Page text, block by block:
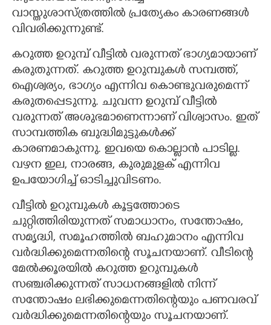
വാസ്തുശാസ്ത്രത്തിൽ പ്രത്യേകം കാരണങ്ങൾ
വിവരിക്കുന്നുണ്ട്.
കറുത്ത ഉറുമ്പ് വീട്ടിൽ വരുന്നത് ഭാഗ്യമായാണ്
കരുതുന്നത്. കറുത്ത ഉറുമ്പുകൾ സമ്പത്ത്,
ഐശ്വര്യം, ഭാഗ്യം എന്നിവ കൊണ്ടുവരുമെന്ന്
കരുതപ്പെടുന്നു. ചുവന്ന ഉറുമ്പ് വീട്ടിൽ
വരുന്നത് അശുഭമാണെന്നാണ് വിശ്വാസം. ഇത്
സാമ്പത്തിക ബുദ്ധിമുട്ടുകൾക്ക്
കാരണമാകുന്നു. ഇവയെ കൊല്ലാൻ പാടില്ല.
വഴന ഇല, നാരങ്ങ, കുരുമുളക് എന്നിവ
ഉപയോഗിച്ച് ഓടിച്ചുവിടണം.
വീട്ടിൽ ഉറുമ്പുകൾ കൂട്ടത്തോടെ
ചുറ്റിത്തിരിയുന്നത് സമാധാനം, സന്തോഷം,
സമൃദ്ധി, സമൂഹത്തിൽ ബഹുമാനം എന്നിവ
വർദ്ധിക്കുമെന്നതിന്റെ സൂചനയാണ്. വീടിന്റെ
മേൽക്കൂരയിൽ കറുത്ത ഉറുമ്പുകൾ
സഞ്ചരിക്കുന്നത് സാധനങ്ങളിൽ നിന്ന്
സന്തോഷം ലഭിക്കുമെന്നതിന്റെയും പണവരവ്
വർദ്ധിക്കുമെന്നതിന്റെയും സൂചനയാണ്.